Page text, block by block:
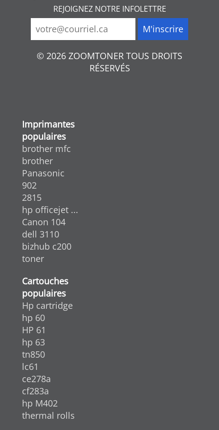
REJOIGNEZ NOTRE INFOLETTRE
© 2026 ZOOMTONER TOUS DROITS
RÉSERVÉS
Imprimantes
populaires
brother mfc
brother
Panasonic
902
2815
hp officejet ...
Canon 104
dell 3110
bizhub c200
toner
Cartouches
populaires
Hp cartridge
hp 60
HP 61
hp 63
tn850
lc61
ce278a
cf283a
hp M402
thermal rolls